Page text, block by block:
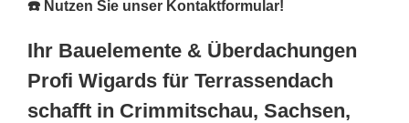
☎️ Nutzen Sie unser Kontaktformular!
Ihr Bauelemente & Überdachungen
Profi Wigards für Terrassendach
schafft in Crimmitschau, Sachsen,